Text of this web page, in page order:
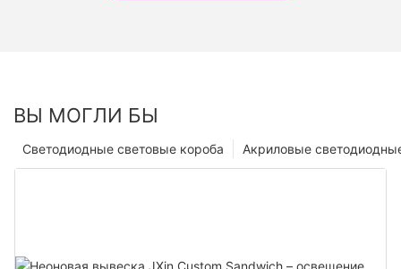
ВЫ МОГЛИ БЫ
Акриловые
Светодиодные световые короба